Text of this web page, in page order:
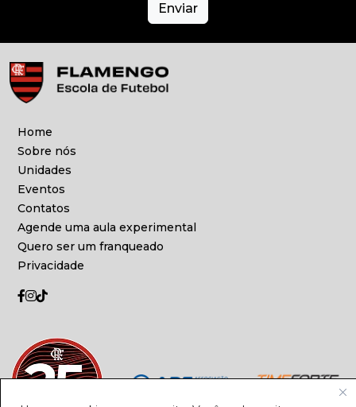
Home
Sobre nós
Unidades
Eventos
Contatos
Agende uma aula experimental
Quero ser um franqueado
Privacidade